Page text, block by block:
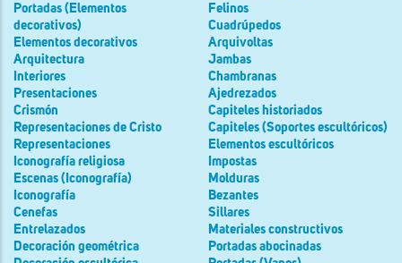
Portadas (Elementos
decorativos)
Elementos decorativos
Arquitectura
Interiores
Presentaciones
Crismón
Representaciones de Cristo
Representaciones
Iconografía religiosa
Escenas (Iconografía)
Iconografía
Cenefas
Entrelazados
Decoración geométrica
Felinos
Cuadrúpedos
Arquivoltas
Jambas
Chambranas
Ajedrezados
Capiteles historiados
Capiteles (Soportes escultóricos)
Elementos escultóricos
Impostas
Molduras
Bezantes
Sillares
Materiales constructivos
Portadas abocinadas